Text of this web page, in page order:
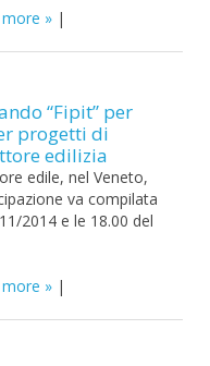
more |
“Fipit” per
progetti di
edilizia
edile, nel Veneto,
va compilata
2014 e le 18.00 del
more |